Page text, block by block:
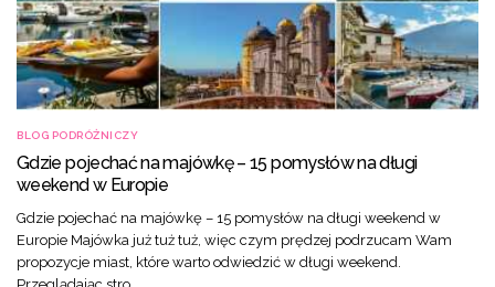
BLOG PODRÓŻNICZY
Gdzie pojechać na majówkę – 15 pomysłów na długi
weekend w Europie
Gdzie pojechać na majówkę – 15 pomysłów na długi weekend w
Europie Majówka już tuż tuż, więc czym prędzej podrzucam Wam
propozycje miast, które warto odwiedzić w długi weekend.